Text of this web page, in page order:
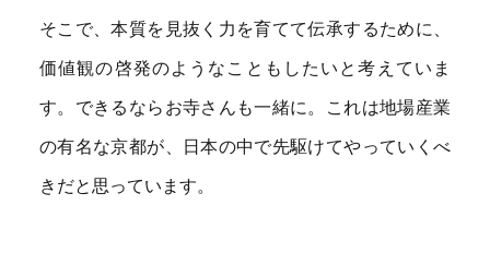
そこで、本質を見抜く力を育てて伝承するために、
価値観の啓発のようなこともしたいと考えていま
す。できるならお寺さんも一緒に。これは地場産業
の有名な京都が、日本の中で先駆けてやっていくべ
きだと思っています。